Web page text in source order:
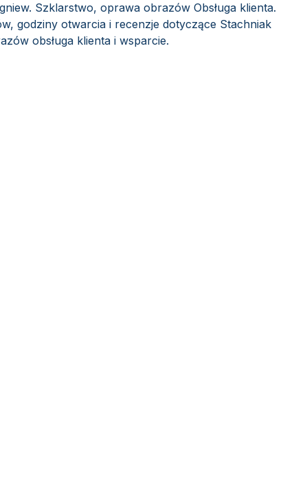
Szklarstwo, oprawa obrazów Obsługa klienta.
godziny otwarcia i recenzje dotyczące Stachniak
obsługa klienta i wsparcie.